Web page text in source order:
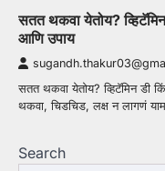
सतत थकवा येतोय?
आणि उपाय
सतत थकवा येतोय? व्हिटॅमिन डी
थकवा, चिडचिड, लक्ष न लागणं
Search